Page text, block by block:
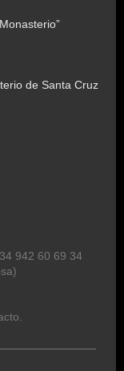
de Santa Cruz
942 60 69 34